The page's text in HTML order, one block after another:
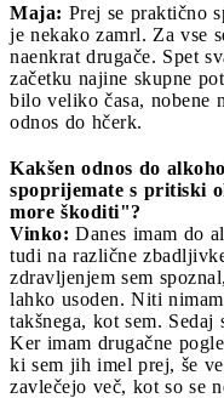
Maja: Prej se praktično
je nekako zamrl. Za vse
naenkrat drugače. Spet
začetku najine skupne
bilo veliko časa, nobene
odnos do hčerk.
Kakšen odnos do
spoprijemate s pritiski
more škoditi"?
Vinko: Danes imam do
tudi na različne
zdravljenjem sem
lahko usoden. Niti
takšnega, kot sem.
Ker imam drugačne
ki sem jih imel prej, še
zavlečejo več, kot so se